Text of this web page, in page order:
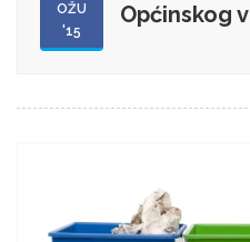
OŽU
'15
Općinskog